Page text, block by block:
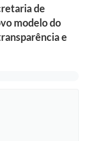
de
modelo do
e